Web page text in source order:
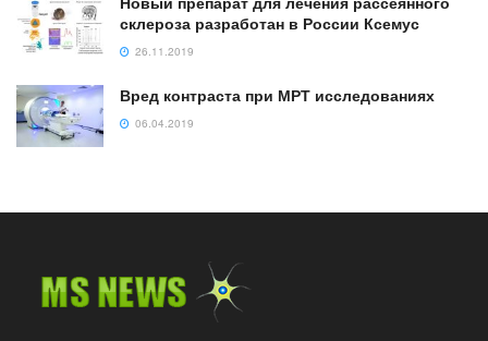
склероза разработан в России Ксемус
26.11.2019
Вред контраста при МРТ исследованиях
06.04.2019